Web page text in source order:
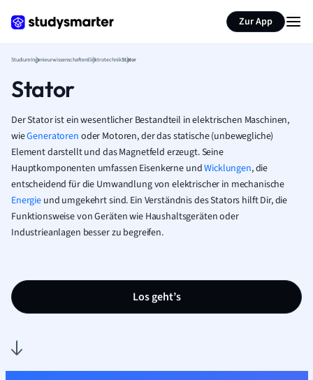
Zur App
StudiumIngenieurwissenschaftenElektrotechnikStator
Stator
Der Stator ist ein wesentlicher Bestandteil in elektrischen Maschinen,
wieGeneratoren oder Motoren, der das statische (unbewegliche)
Element darstellt und das Magnetfeld erzeugt. Seine
Hauptkomponenten umfassen Eisenkerne undWicklungen, die
entscheidend für die Umwandlung von elektrischer in mechanische
Energie und umgekehrt sind. Ein Verständnis des Stators hilft Dir, die
Funktionsweise von Geräten wie Haushaltsgeräten oder
Industrieanlagen besser zu begreifen.
Los geht’s